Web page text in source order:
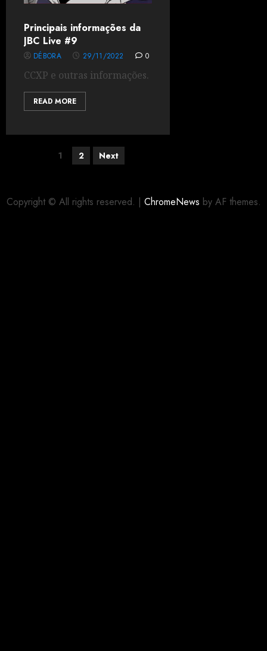
Principais informações da
JBC Live #9
DÉBORA 29/11/2022 0
CCXP e outras informações.
READ MORE
1 2 Next
Copyright © All rights reserved. | ChromeNews by AF themes.